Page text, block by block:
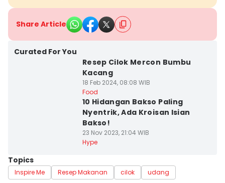
Share Article
Curated For You
Resep Cilok Mercon Bumbu
Kacang
18 Feb 2024, 08:08 WIB
Food
10 Hidangan Bakso Paling
Nyentrik, Ada Kroisan Isian
Bakso!
23 Nov 2023, 21:04 WIB
Hype
Topics
Inspire Me Resep Makanan cilok udang